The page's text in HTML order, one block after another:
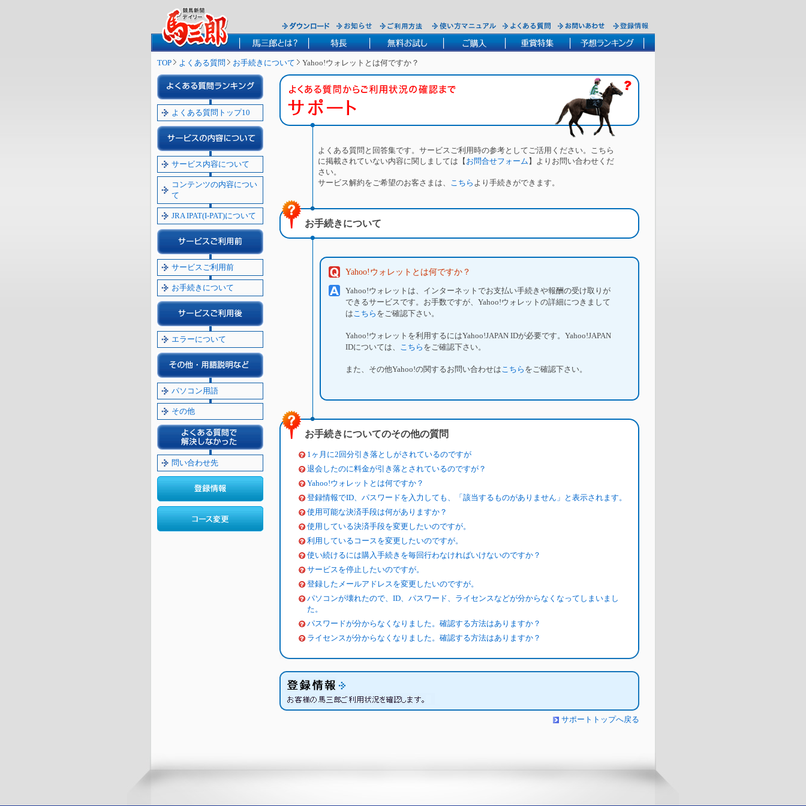
TOP よくある質問 お手続きについて Yahoo!ウォレットとは何ですか？
よくある質問と回答集です。サービスご利用時の参考としてご活用ください。こちら
に掲載されていない内容に関しましては【 お問合せフォーム 】よりお問い合わせくだ
さい。
サービス解約をご希望のお客さまは、 こちら より手続きができます。
お手続きについて
Yahoo!ウォレットとは何ですか？
Yahoo!ウォレットは、インターネットでお支払い手続きや報酬の受け取りが
できるサービスです。お手数ですが、Yahoo!ウォレットの詳細につきまして
はこちら をご確認下さい。
Yahoo!ウォレットを利用するにはYahoo!JAPAN IDが必要です。Yahoo!JAPAN
IDについては、 こちら をご確認下さい。
また、その他Yahoo!の関するお問い合わせはこちら をご確認下さい。
お手続きについてのその他の質問
1ヶ月に2回分引き落としがされているのですが
退会したのに料金が引き落とされているのですが？
Yahoo!ウォレットとは何ですか？
登録情報でID、パスワードを入力しても、「該当するものがありません」と表示されます。
使用可能な決済手段は何がありますか？
使用している決済手段を変更したいのですが。
利用しているコースを変更したいのですが。
使い続けるには購入手続きを毎回行わなければいけないのですか？
サービスを停止したいのですが。
登録したメールアドレスを変更したいのですが。
パソコンが壊れたので、ID、パスワード、ライセンスなどが分からなくなってしまいまし
た。
パスワードが分からなくなりました。確認する方法はありますか？
ライセンスが分からなくなりました。確認する方法はありますか？
サポートトップへ戻る
よくある質問トップ10
サービス内容について
コンテンツの内容につい
て
JRA IPAT(I-PAT)について
サービスご利用前
お手続きについて
エラーについて
パソコン用語
その他
問い合わせ先